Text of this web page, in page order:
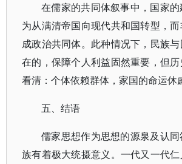
在儒家的共同体叙事中，国家
为从满清帝国向现代共和国转型，
成政治共同体。此种情况下，民族
在的，保障个人利益固然重要，但
看清：个体依赖群体，家国的命运休
五、结语
儒家思想作为思想的源泉及认
族有着极大统摄意义。一代又一代